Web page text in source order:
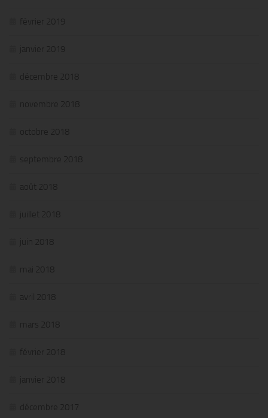
février 2019
janvier 2019
décembre 2018
novembre 2018
octobre 2018
septembre 2018
août 2018
juillet 2018
juin 2018
mai 2018
avril 2018
mars 2018
février 2018
janvier 2018
décembre 2017